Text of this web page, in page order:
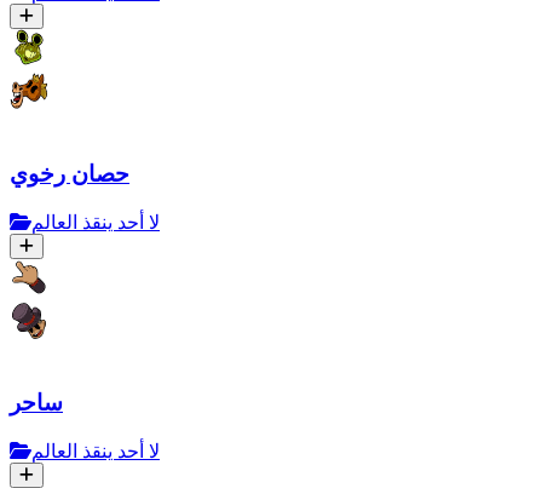
حصان رخوي
لا أحد ينقذ العالم
ساحر
لا أحد ينقذ العالم